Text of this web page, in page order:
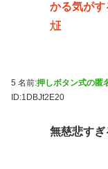
かる気がす
㍽
5 名前:押しボタン式の匿
ID:1DBJt2E20
無慈悲す